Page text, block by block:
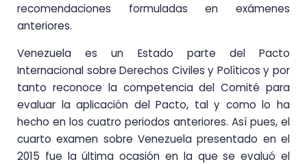
recomendaciones formuladas en exámenes
anteriores.
Venezuela es un Estado parte del Pacto
Internacional sobre Derechos Civiles y Políticos y por
tanto reconoce la competencia del Comité para
evaluar la aplicación del Pacto, tal y como lo ha
hecho en los cuatro periodos anteriores. Así pues, el
cuarto examen sobre Venezuela presentado en el
2015 fue la última ocasión en la que se evaluó el